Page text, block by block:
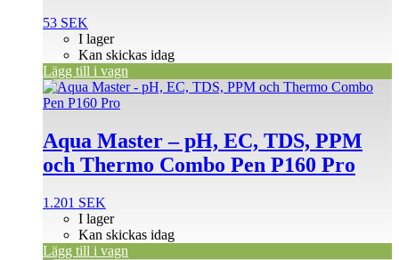
53 SEK
I lager
Kan skickas idag
Lägg till i vagn
Aqua Master – pH, EC, TDS, PPM
och Thermo Combo Pen P160 Pro
1.201 SEK
I lager
Kan skickas idag
Lägg till i vagn